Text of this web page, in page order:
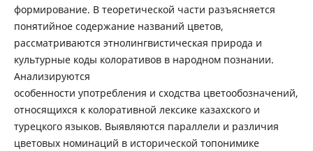
формирование. В теоретической части разъясняется
понятийное содержание названий цветов,
рассматриваются этнолингвистическая природа и
культурные коды колоративов в народном познании.
Анализируются
особенности употребления и сходства цветообозначений,
относящихся к колоративной лексике казахского и
турецкого языков. Выявляются параллели и различия
цветовых номинаций в исторической топонимике